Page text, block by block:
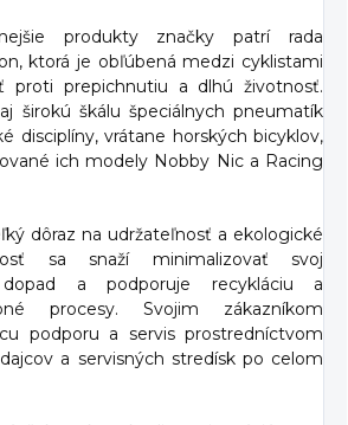
produkty značky patrí rada
ktorá je obľúbená medzi cyklistami
proti prepichnutiu a dlhú životnosť.
širokú škálu špeciálnych pneumatík
disciplíny, vrátane horských bicyklov,
ich modely Nobby Nic a Racing
dôraz na udržateľnosť a ekologické
sa snaží minimalizovať svoj
dopad a podporuje recykláciu a
procesy. Svojim zákazníkom
podporu a servis prostredníctvom
a servisných stredísk po celom